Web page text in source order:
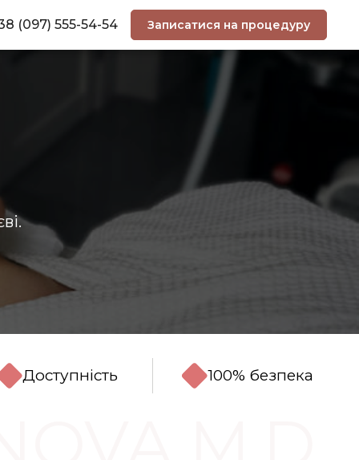
(097) 555-54-54 Записатися на процедуру
Доступність 100% безпека